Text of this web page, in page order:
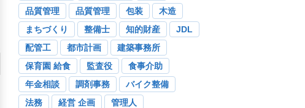
品質管理
品質管理 包装
木造
まちづくり
整備士 知的財産
JDL
配管工
都市計画
建築事務所
保育園 給食
監査役
食事介助
年金相談
調剤事務
バイク整備
法務
経営 企画
管理人